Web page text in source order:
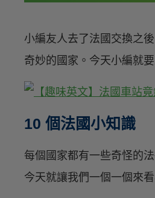
小編友人去了法國交換之
奇妙的國家。今天小編就
10 個法國小知識
每個國家都有一些奇怪的
今天就讓我們一個一個來看